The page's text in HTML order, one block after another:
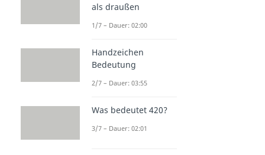
als draußen
1/7 – Dauer: 02:00
Handzeichen
Bedeutung
2/7 – Dauer: 03:55
Was bedeutet 420?
3/7 – Dauer: 02:01